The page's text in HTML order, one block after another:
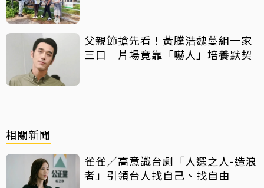
父親節搶先看！黃騰浩魏蔓組一家
三口 片場竟靠「嚇人」培養默契
相關新聞
雀雀／高意識台劇「人選之人-造浪
者」引領台人找自己、找自由